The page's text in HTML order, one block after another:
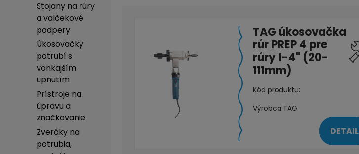
Stojany na rúry
a valčekové
podpery
Úkosovačky
potrubí s
vonkajším
upnutím
Prístroje na
úpravu a
značkovanie
Zveráky na
potrubia,
TAG úkosovačka
rúr PREP 4 pre
rúry 1-4" (20-
111mm)
Kód produktu:
Výrobca:TAG
DETAIL